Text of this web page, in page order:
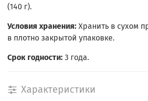
(140 г).
Условия хранения: Хранить в сухом
в плотно закрытой упаковке.
Срок годности: 3 года.
Характеристики